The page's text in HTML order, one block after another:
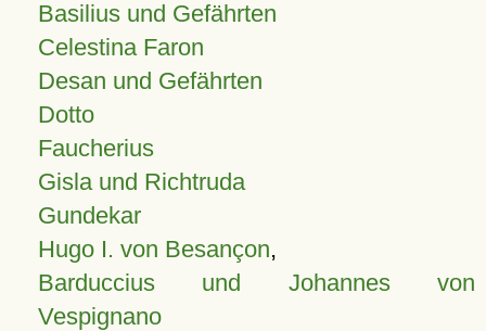
Basilius und Gefährten
Celestina Faron
Desan und Gefährten
Dotto
Faucherius
Gisla und Richtruda
Gundekar
Hugo I. von Besançon,
Barduccius und Johannes von
Vespignano